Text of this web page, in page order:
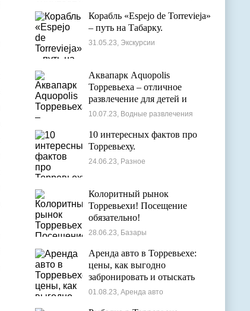
Корабль «Espejo de Torrevieja»
– путь на Табарку.
31.05.23, Экскурсии
Аквапарк Aquopolis
Торревьеха – отличное
развлечение для детей и
взрослых
10.07.23, Водные развлечения
10 интересных фактов про
Торревьеху.
24.06.23, Разное
Колоритный рынок
Торревьехи! Посещение
обязательно!
28.06.23, Базары
Аренда авто в Торревьехе:
цены, как выгодно
забронировать и отыскать
лучшие варианты
01.08.23, Аренда авто